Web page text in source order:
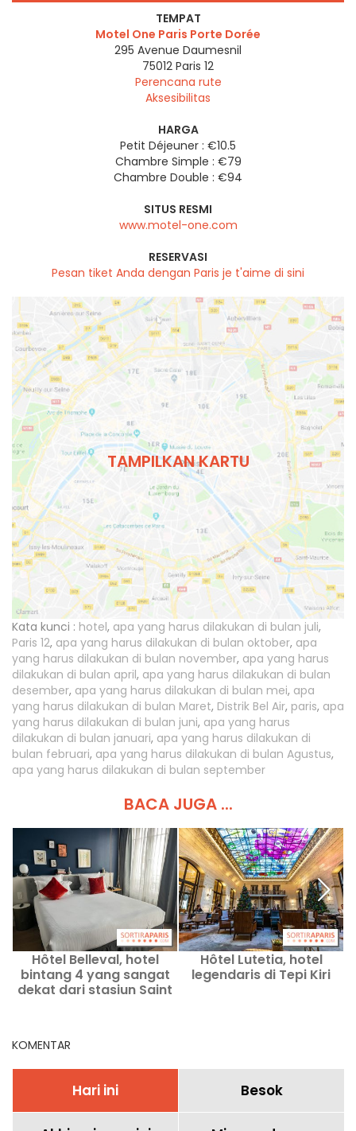
TEMPAT
Motel One Paris Porte Dorée
295 Avenue Daumesnil
75012 Paris 12
Perencana rute
Aksesibilitas
HARGA
Petit Déjeuner : €10.5
Chambre Simple : €79
Chambre Double : €94
SITUS RESMI
www.motel-one.com
RESERVASI
Pesan tiket Anda dengan Paris je t'aime di sini
TAMPILKAN KARTU
Kata kunci : hotel, apa yang harus dilakukan di bulan juli,
Paris 12, apa yang harus dilakukan di bulan oktober, apa
yang harus dilakukan di bulan november, apa yang harus
dilakukan di bulan april, apa yang harus dilakukan di bulan
desember, apa yang harus dilakukan di bulan mei, apa
yang harus dilakukan di bulan Maret, Distrik Bel Air, paris, apa
yang harus dilakukan di bulan juni, apa yang harus
dilakukan di bulan januari, apa yang harus dilakukan di
bulan februari, apa yang harus dilakukan di bulan Agustus,
apa yang harus dilakukan di bulan september
BACA JUGA ...
Hôtel Belleval, hotel
bintang 4 yang sangat
dekat dari stasiun Saint
Hôtel Lutetia, hotel
legendaris di Tepi Kiri
KOMENTAR
Hari ini Besok